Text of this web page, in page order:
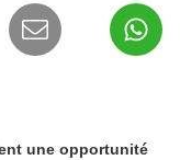
une opportunité